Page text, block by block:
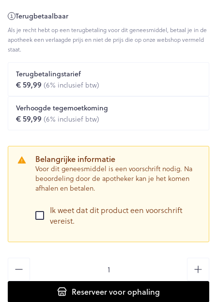
Terugbetaalbaar
Als je recht hebt op een terugbetaling voor dit geneesmiddel, betaal je in de
apotheek een verlaagde prijs en niet de prijs die op onze webshop vermeld
staat.
Terugbetalingstarief
€ 59,99 (6% inclusief btw)
Verhoogde tegemoetkoming
€ 59,99 (6% inclusief btw)
Belangrijke informatie
Voor dit geneesmiddel is een voorschrift nodig. Na
beoordeling door de apotheker kan je het komen
afhalen en betalen.
Ik weet dat dit product een voorschrift
vereist.
Reserveervoor ophaling